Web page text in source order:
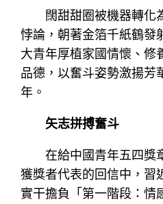
闊甜甜圈被機器轉化
悖論，朝著金箔千紙鶴發
大青年厚植家國情懷、修
品德，以奮斗姿勢激揚芳
年。
矢志拼搏奮斗
在給中國青年五四獎
獲獎者代表的回信中，習
實干擔負「第一階段：情